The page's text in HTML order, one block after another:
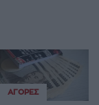
ΑΓΟΡΈΣ